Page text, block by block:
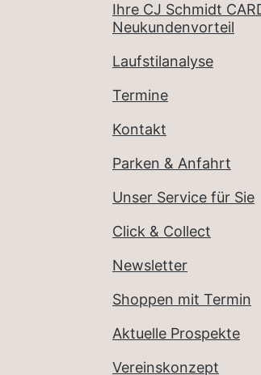
Ihre CJ Schmidt
Neukundenvorteil
Laufstilanalyse
Termine
Kontakt
Parken & Anfahrt
Unser Service für Sie
Click & Collect
Newsletter
Shoppen mit Termin
Aktuelle Prospekte
Vereinskonzept